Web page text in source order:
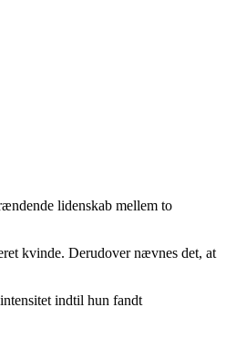
lidenskab mellem to
kvinde. Derudover nævnes det, at
indtil hun fandt